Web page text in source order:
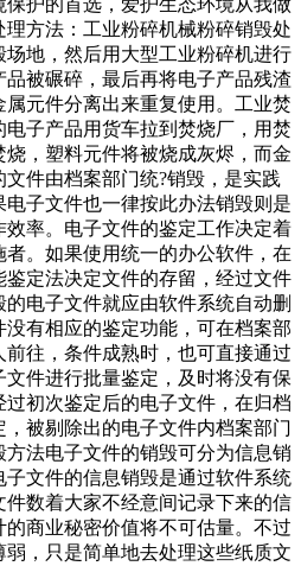
护的首选，爱护生态环境从我做
方法：工业粉碎机械粉碎销毁处
地，然后用大型工业粉碎机进行
被碾碎，最后再将电子产品残渣
元件分离出来重复使用。工业焚
子产品用货车拉到焚烧厂，用焚
，塑料元件将被烧成灰烬，而金
件由档案部门统?销毁，是实践
子文件也一律按此办法销毁则是
率。电子文件的鉴定工作决定着
。如果使用统一的办公软件，在
定法决定文件的存留，经过文件
电子文件就应由软件系统自动删
有相应的鉴定功能，可在档案部
往，条件成熟时，也可直接通过
件进行批量鉴定，及时将没有保
初次鉴定后的电子文件，在归档
被剔除出的电子文件内档案部门
法电子文件的销毁可分为信息销
文件的信息销毁是通过软件系统
数着大家不经意间记录下来的信
商业秘密价值将不可估量。不过
，只是简单地去处理这些纸质文